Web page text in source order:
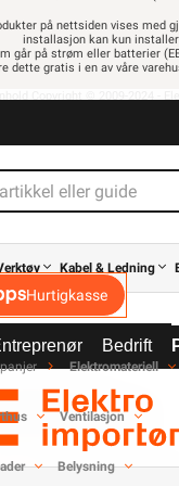
- +
Spørsmål og svar
at multiboksen
på nettsiden vises med
installasjon kan kun
går på strøm eller batterier
dette gratis i en av våre
155,92 eks.
Hurtigkasse
Bedrift
Elektromateriell
Ventilasjon
Belysning
Kabel & Ledning
Veggboks •
Dobbel Elko
Elko ELKO